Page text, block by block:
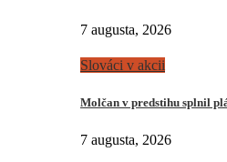
7 augusta, 2026
Slováci v akcii
Molčan v predstihu splnil
7 augusta, 2026